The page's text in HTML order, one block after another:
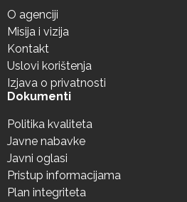
O agenciji
Misija i vizija
Kontakt
Uslovi korištenja
Izjava o privatnosti
Dokumenti
Politika kvaliteta
Javne nabavke
Javni oglasi
Pristup informacijama
Plan integriteta